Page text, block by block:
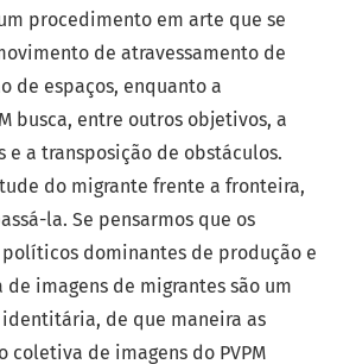
procedimento em arte que se
de atravessamento de
de espaços, enquanto a
busca, entre outros objetivos, a
e a transposição de obstáculos.
do migrante frente a fronteira,
la. Se pensarmos que os
dominantes de produção e
imagens de migrantes são um
de que maneira as
coletiva de imagens do PVPM